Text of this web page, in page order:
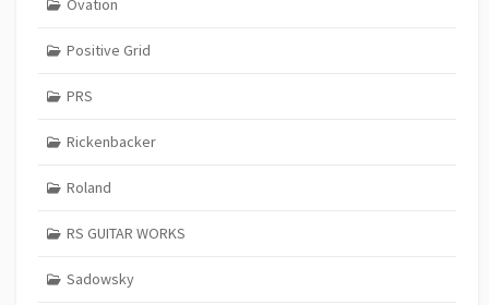
Ovation
Positive Grid
PRS
Rickenbacker
Roland
RS GUITAR WORKS
Sadowsky